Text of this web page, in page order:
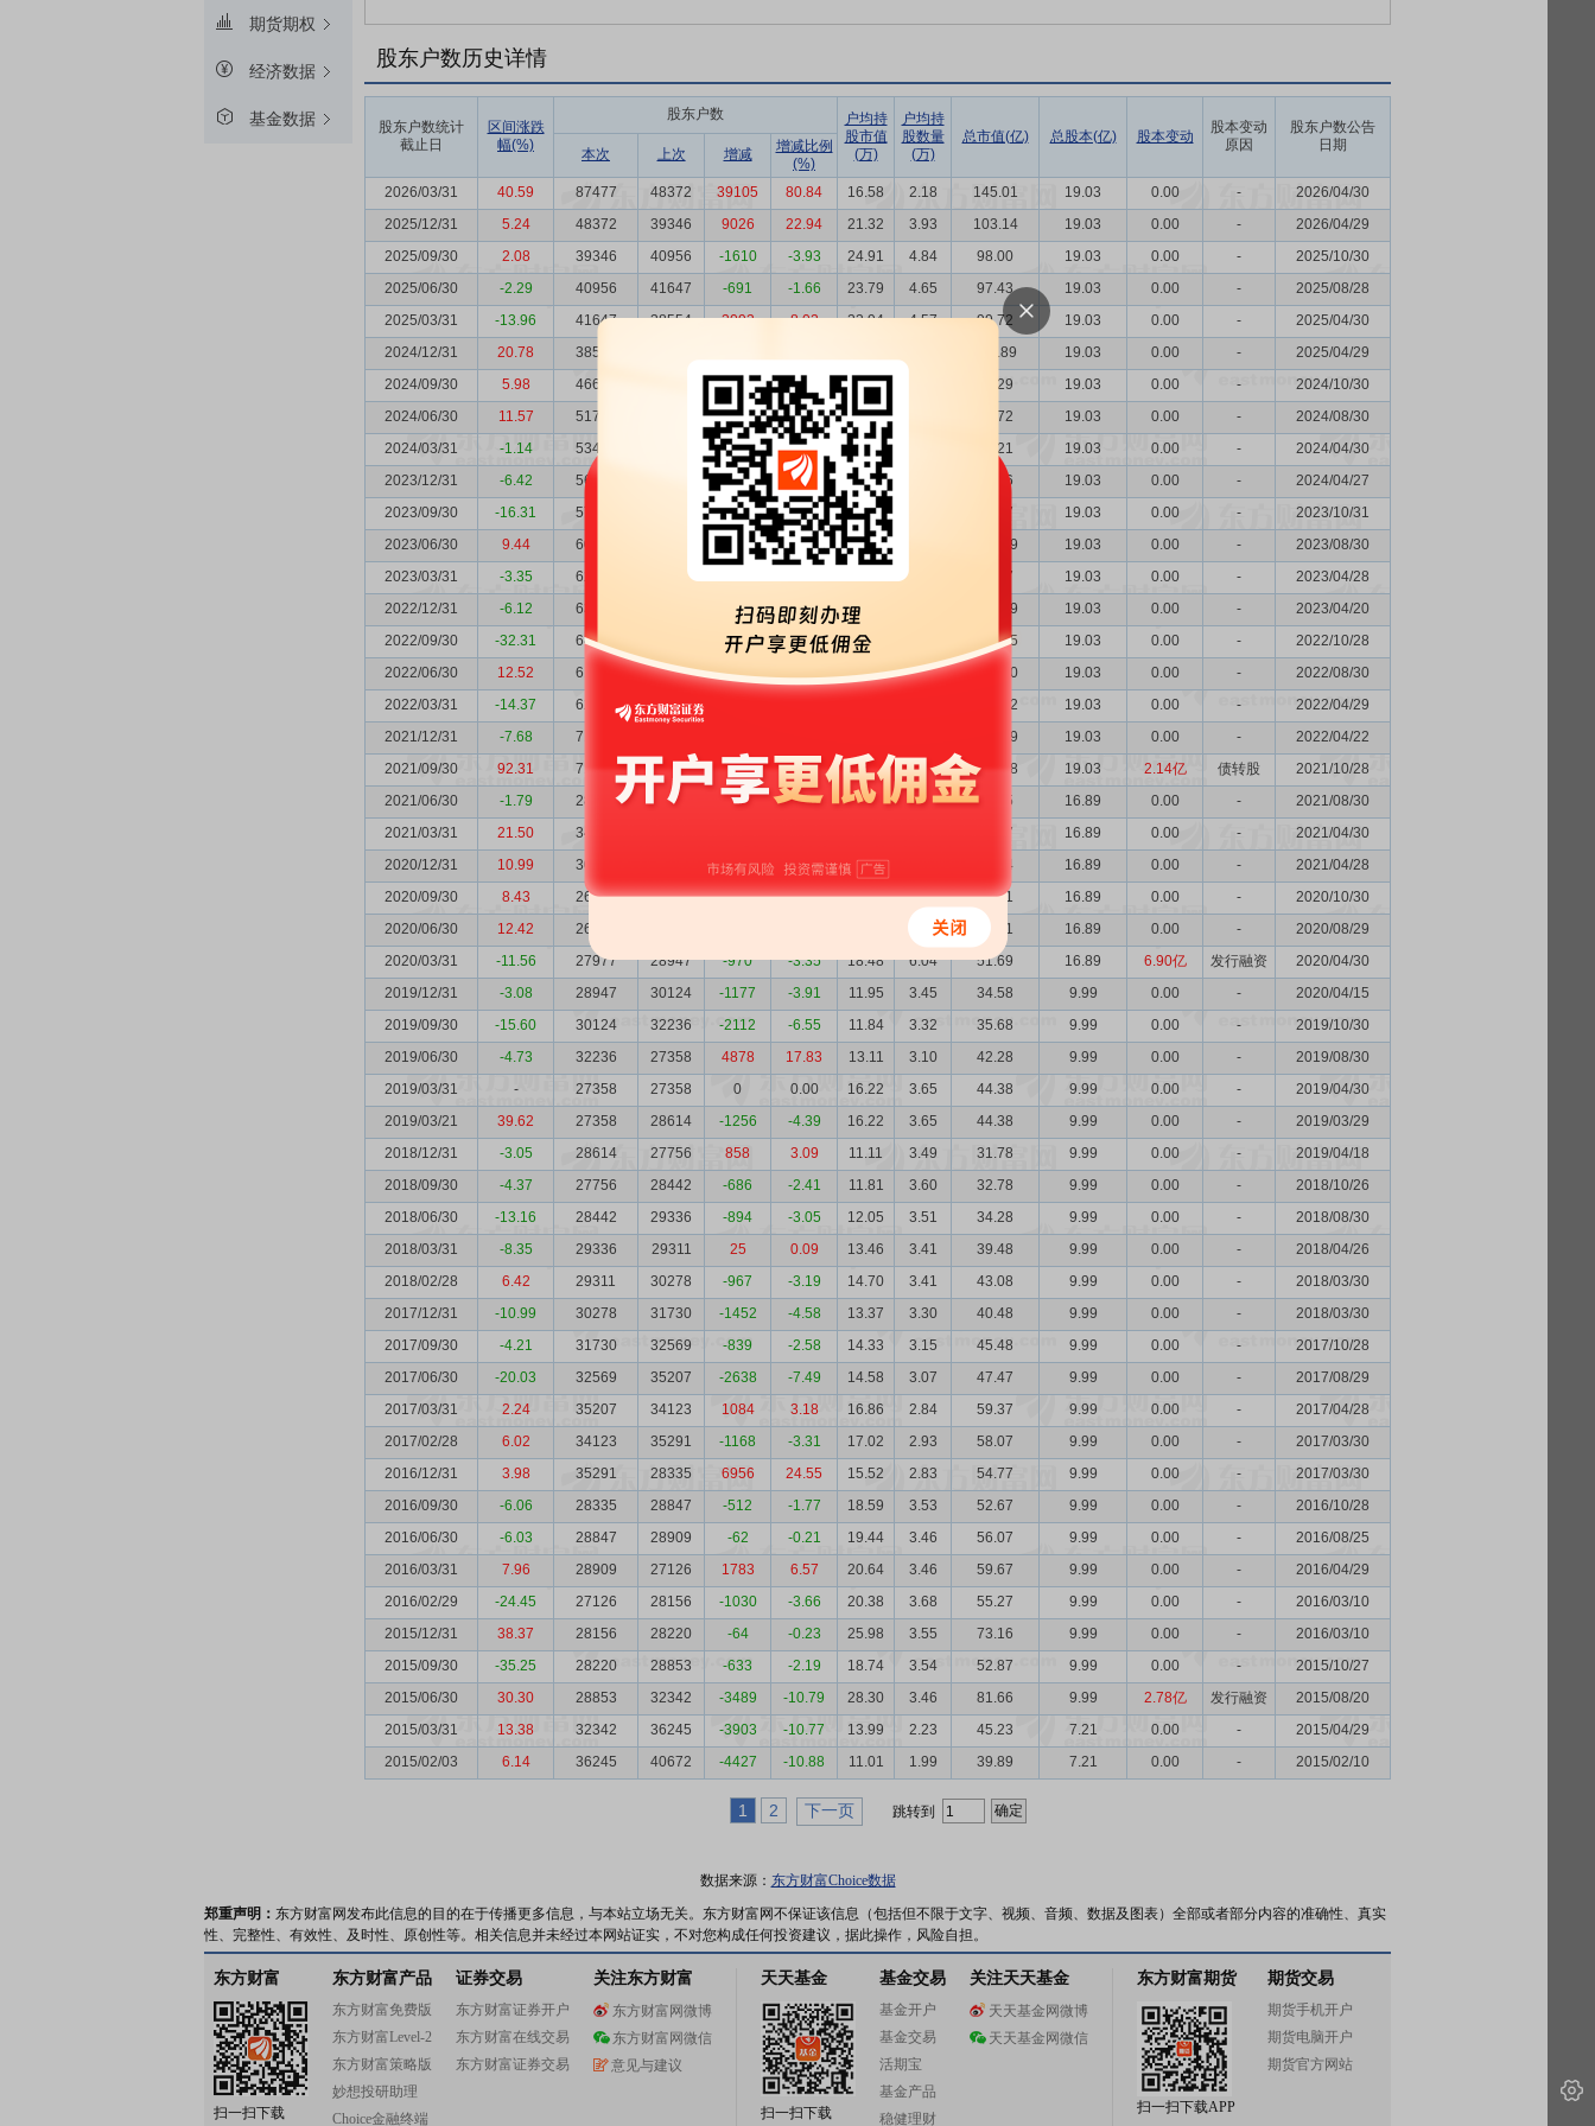
期货期权
经济数据
基金数据
股东户数历史详情
股东户数统计
截止日
区间涨跌
幅(%)
股东户数
户均持
股市值
(万)
户均持
股数量
(万)
总市值(亿) 总股本(亿) 股本变动
股本变动
原因
股东户数公告
日期
本次 上次 增减
增减比例
(%)
2026/03/31
40.59 87477 48372 39105 80.84 16.58 2.18 145.01 19.03 0.00 -
2026/04/30
2025/12/31
5.24 48372 39346 9026 22.94 21.32 3.93 103.14 19.03 0.00 -
2026/04/29
2025/09/30
2.08 39346 40956 -1610 -3.93 24.91 4.84 98.00 19.03 0.00 -
2025/10/30
2025/06/30
-2.29 40956 41647 -691 -1.66 23.79 4.65 97.43 19.03 0.00 -
2025/08/28
2025/03/31
-13.96 41647 38554 3093 8.02 23.94 4.57 99.72 19.03 0.00 -
2025/04/30
2024/12/31
20.78 38554 115.89 19.03 0.00 -
2025/04/29
2024/09/30
5.98 46637 -5154 -9.95 20.65 96.29 19.03 0.00 -
2024/10/30
2024/06/30
11.57 51791 -1673 -3.13 17.71 91.72 19.03 0.00 -
2024/08/30
2024/03/31
-1.14 53464 -2536 -4.53 15.38 82.21 19.03 0.00 -
2024/04/30
2023/12/31
-6.42 56000 -1861 -3.22 14.85 83.16 19.03 0.00 -
2024/04/27
2023/09/30
-16.31 57861 -2897 -4.77 15.36 88.87 19.03 0.00 -
2023/10/31
2023/06/30
9.44 60758 -1897 -3.03 17.48 106.19 19.03 0.00 -
2023/08/30
2023/03/31
-3.35 62655 63467 3.04 98.77 19.03 0.00 -
2023/04/28
2022/12/31
-6.12 63467 -913 -1.42 16.10 102.19 19.03 0.00 -
2023/04/20
2022/09/30
-32.31 64380 3244 5.31 16.91 108.85 19.03 0.00 -
2022/10/28
2022/06/30
12.52 61136 62992 -1856 26.30 3.11 160.80 19.03 0.00 -
2022/08/30
2022/03/31
-14.37 62992 71202 142.92 19.03 0.00 -
2022/04/29
2021/12/31
-7.68 71202 166.89 19.03 0.00 -
2022/04/22
2021/09/30
92.31 71437 28391 43046 151.62 25.31 2.66 180.78 19.03 2.14亿 债转股
2021/10/28
2021/06/30
-1.79 28391 34540 -6149 -17.80 29.39 5.95 83.45 16.89 0.00 -
2021/08/30
2021/03/31
21.50 34540 84.97 16.89 0.00 -
2021/04/30
2020/12/31
10.99 30825 4228 15.90 22.69 69.94 16.89 0.00 -
2021/04/28
2020/09/30
8.43 26597 26811 -214 -0.80 23.69 6.35 63.01 16.89 0.00 -
2020/10/30
2020/06/30
12.42 26811 6.30 58.11 16.89 0.00 -
2020/08/29
2020/03/31
-11.56 27977 28947 -970 -3.35 18.48 6.04 51.69 16.89 6.90亿 发行融资
2020/04/30
2019/12/31
-3.08 28947 30124 -1177 -3.91 11.95 3.45 34.58 9.99 0.00 -
2020/04/15
2019/09/30
-15.60 30124 32236 -2112 -6.55 11.84 3.32 35.68 9.99 0.00 -
2019/10/30
2019/06/30
-4.73 32236 27358 4878 17.83 13.11 3.10 42.28 9.99 0.00 -
2019/08/30
2019/03/31
- 27358 27358 0 0.00 16.22 3.65 44.38 9.99 0.00 -
2019/04/30
2019/03/21
39.62 27358 28614 -1256 -4.39 16.22 3.65 44.38 9.99 0.00 -
2019/03/29
2018/12/31
-3.05 28614 27756 858 3.09 11.11 3.49 31.78 9.99 0.00 -
2019/04/18
2018/09/30
-4.37 27756 28442 -686 -2.41 11.81 3.60 32.78 9.99 0.00 -
2018/10/26
2018/06/30
-13.16 28442 29336 -894 -3.05 12.05 3.51 34.28 9.99 0.00 -
2018/08/30
2018/03/31
-8.35 29336 29311 25 0.09 13.46 3.41 39.48 9.99 0.00 -
2018/04/26
2018/02/28
6.42 29311 30278 -967 -3.19 14.70 3.41 43.08 9.99 0.00 -
2018/03/30
2017/12/31
-10.99 30278 31730 -1452 -4.58 13.37 3.30 40.48 9.99 0.00 -
2018/03/30
2017/09/30
-4.21 31730 32569 -839 -2.58 14.33 3.15 45.48 9.99 0.00 -
2017/10/28
2017/06/30
-20.03 32569 35207 -2638 -7.49 14.58 3.07 47.47 9.99 0.00 -
2017/08/29
2017/03/31
2.24 35207 34123 1084 3.18 16.86 2.84 59.37 9.99 0.00 -
2017/04/28
2017/02/28
6.02 34123 35291 -1168 -3.31 17.02 2.93 58.07 9.99 0.00 -
2017/03/30
2016/12/31
3.98 35291 28335 6956 24.55 15.52 2.83 54.77 9.99 0.00 -
2017/03/30
2016/09/30
-6.06 28335 28847 -512 -1.77 18.59 3.53 52.67 9.99 0.00 -
2016/10/28
2016/06/30
-6.03 28847 28909 -62 -0.21 19.44 3.46 56.07 9.99 0.00 -
2016/08/25
2016/03/31
7.96 28909 27126 1783 6.57 20.64 3.46 59.67 9.99 0.00 -
2016/04/29
2016/02/29
-24.45 27126 28156 -1030 -3.66 20.38 3.68 55.27 9.99 0.00 -
2016/03/10
2015/12/31
38.37 28156 28220 -64 -0.23 25.98 3.55 73.16 9.99 0.00 -
2016/03/10
2015/09/30
-35.25 28220 28853 -633 -2.19 18.74 3.54 52.87 9.99 0.00 -
2015/10/27
2015/06/30
30.30 28853 32342 -3489 -10.79 28.30 3.46 81.66 9.99 2.78亿 发行融资
2015/08/20
2015/03/31
13.38 32342 36245 -3903 -10.77 13.99 2.23 45.23 7.21 0.00 -
2015/04/29
2015/02/03
6.14 36245 40672 -4427 -10.88 11.01 1.99 39.89 7.21 0.00 - 2015/02/10
1 2 下一页 跳转到
数据来源： 东方财富Choice数据
郑重声明： 东方财富网发布此信息的目的在于传播更多信息，与本站立场无关。东方财富网不保证该信息（包括但不限于文字、视频、音频、数据及图表）全部或者部分内容的准确性、真实
性、完整性、有效性、及时性、原创性等。相关信息并未经过本网站证实，不对您构成任何投资建议，据此操作，风险自担。
东方财富
扫一扫下载
东方财富产品
东方财富免费版
东方财富Level-2
东方财富策略版
妙想投研助理
Choice金融终端
证券交易
东方财富证券开户
东方财富在线交易
东方财富证券交易
关注东方财富
东方财富网微博
东方财富网微信
意见与建议
天天基金
扫一扫下载
基金交易
基金开户
基金交易
活期宝
基金产品
稳健理财
关注天天基金
天天基金网微博
天天基金网微信
东方财富期货
扫一扫下载APP
期货交易
期货手机开户
期货电脑开户
期货官方网站